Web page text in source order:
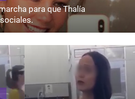
para que Thalía